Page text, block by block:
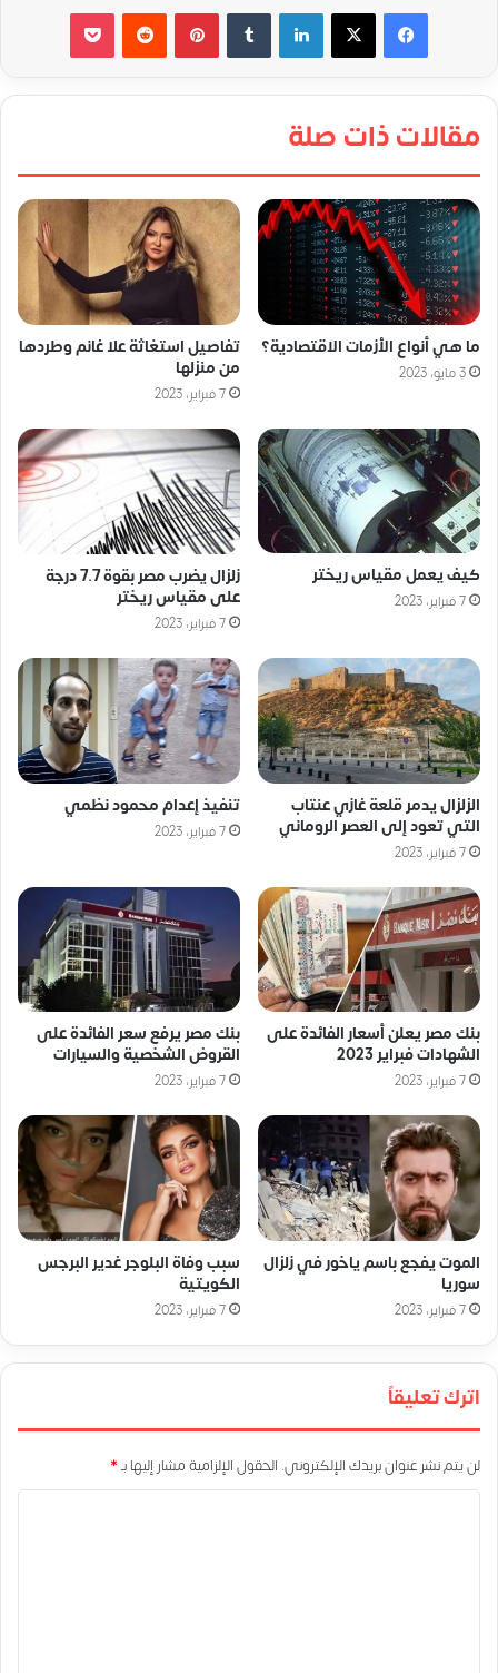
لينكدإن بينتيريست
مقالات ذات صلة
ما هي أنواع الأزمات الاقتصادية؟
3 مايو، 2023
تفاصيل استغاثة علا غانم وطردها
من منزلها
7 فبراير، 2023
كيف يعمل مقياس ريختر
7 فبراير، 2023
زلزال يضرب مصر بقوة 7.7 درجة
على مقياس ريختر
7 فبراير، 2023
الزلزال يدمر قلعة غازي عنتاب
التي تعود إلى العصر الروماني
7 فبراير، 2023
تنفيذ إعدام محمود نظمي
7 فبراير، 2023
بنك مصر يعلن أسعار الفائدة على
الشهادات فبراير 2023
7 فبراير، 2023
بنك مصر يرفع سعر الفائدة على
القروض الشخصية والسيارات
7 فبراير، 2023
الموت يفجع باسم ياخور في زلزال
سوريا
7 فبراير، 2023
سبب وفاة البلوجر غدير البرجس
الكويتية
7 فبراير، 2023
اترك تعليقاً
لن يتم نشر عنوان بريدك الإلكتروني. الحقول الإلزامية مشار إليها بـ*